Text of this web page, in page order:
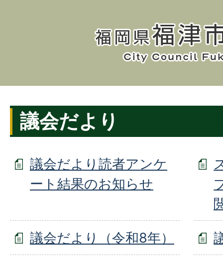
議会だより
議会だより読者アンケ
ート結果のお知らせ
議会だより（令和8年）